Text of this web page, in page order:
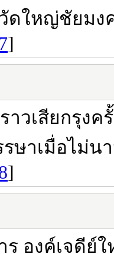
ดใหญ่ชัยมง
]
าวเสียกรุง
ษาเมื่อไม่น
]
องค์เจดีย์